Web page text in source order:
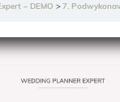
– DEMO 7.